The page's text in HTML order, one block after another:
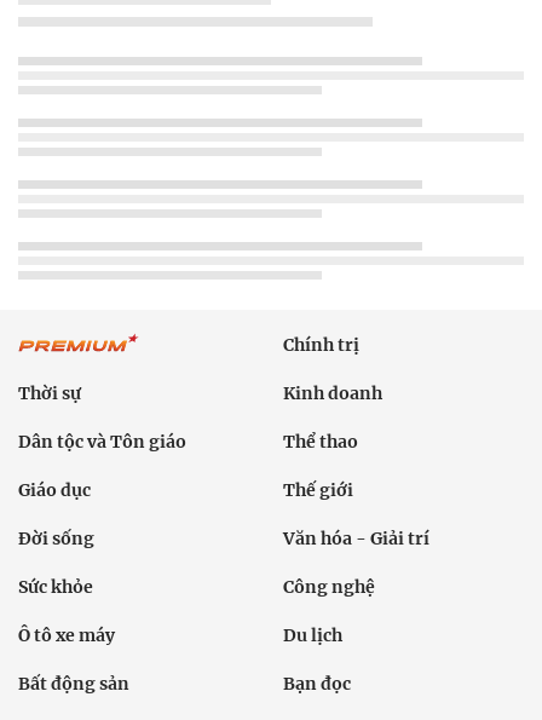
Chính trị
Thời sự Kinh doanh
Dân tộc và Tôn giáo Thể thao
Giáo dục Thế giới
Đời sống Văn hóa - Giải trí
Sức khỏe Công nghệ
Ô tô xe máy Du lịch
Bất động sản Bạn đọc